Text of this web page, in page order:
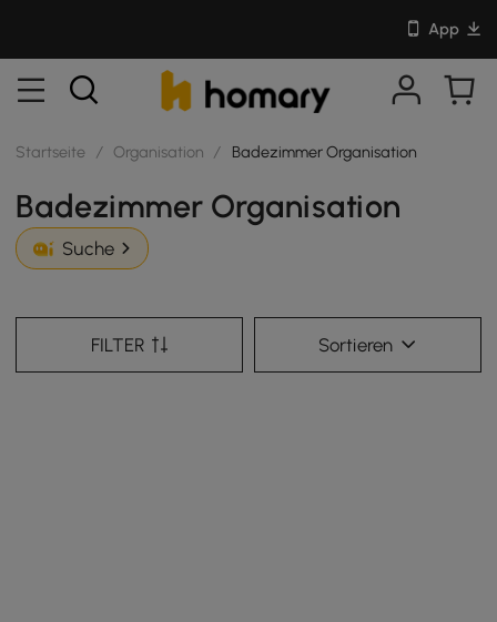
App
Startseite / Organisation / Badezimmer Organisation
Badezimmer Organisation
Suche
FILTER Sortieren